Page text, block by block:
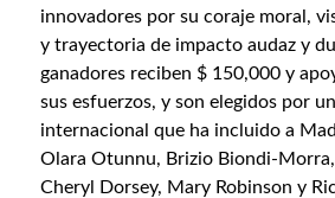
innovadores por su coraje moral,
y trayectoria de impacto audaz y
ganadores reciben $ 150,000 y
sus esfuerzos, y son elegidos por
internacional que ha incluido a
Olara Otunnu, Brizio Biondi-
Cheryl Dorsey, Mary Robinson y